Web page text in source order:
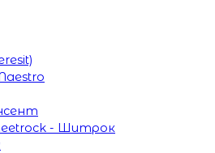
- Шитрок